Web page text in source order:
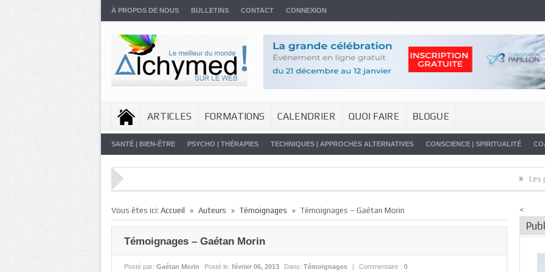
À PROPOS DE NOUS BULLETINS CONTACT CONNEXION
ARTICLES FORMATIONS CALENDRIER QUOI FAIRE BLOGUE
SANTÉ | BIEN-ÊTRE PSYCHO | THÉRAPIES TECHNIQUES | APPROCHES ALTERNATIVES CONSCIENCE | SPIRITUALITÉ
Les
Vous êtes ici: Accueil » Auteurs » Témoignages » Témoignages – Gaétan Morin
Témoignages – Gaétan Morin
Posté par: Gaétan Morin Posté le: février 06, 2013 Dans: Témoignages | Commentaire : 0
<